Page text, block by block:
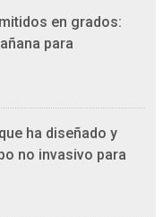
en grados:
para
ha diseñado y
no invasivo para